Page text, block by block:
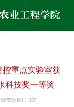
控重点实验室获
科技奖一等奖
览次数]： 267